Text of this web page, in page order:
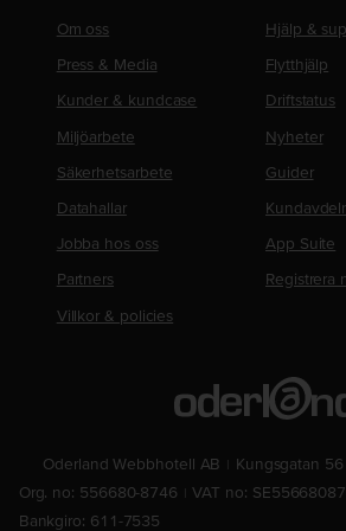
Om oss
Press & Media
Kunder & kundcase
Miljöarbete
Säkerhetsarbete
Datahallar
Jobba hos oss
Partners
Villkor & policies
Hjälp &
Flytthjälp
Driftstatus
Nyheter
Guider
App Suite
Registrera
Oderland Webbhotell AB Kungsgatan 56
Org. no: 556680-8746
VAT no:
Bankgiro: 611-7535